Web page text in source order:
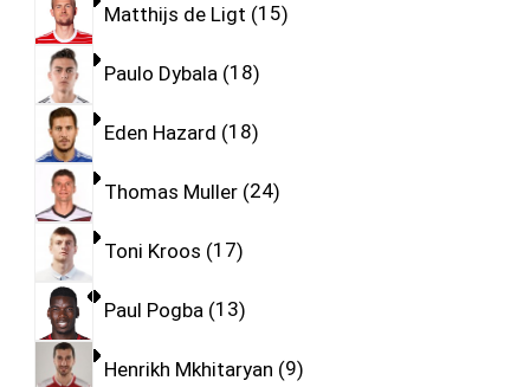
Matthijs de Ligt 15
Paulo Dybala 18
Eden Hazard 18
Thomas Muller 24
Toni Kroos 17
Paul Pogba 13
Henrikh Mkhitaryan 9